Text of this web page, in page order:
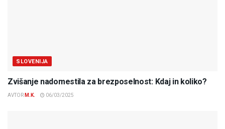
SLOVENIJA
Zvišanje nadomestila za brezposelnost: Kdaj in koliko?
AVTOR M.K. 06/03/2025